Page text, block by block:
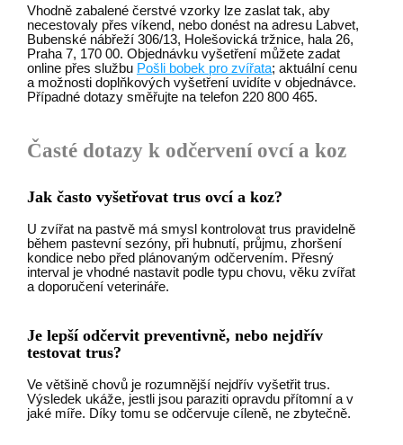
Vhodně zabalené čerstvé vzorky lze zaslat tak, aby
necestovaly přes víkend, nebo donést na adresu Labvet,
Bubenské nábřeží 306/13, Holešovická tržnice, hala 26,
Praha 7, 170 00. Objednávku vyšetření můžete zadat
online přes službu Pošli bobek pro zvířata; aktuální cenu
a možnosti doplňkových vyšetření uvidíte v objednávce.
Případné dotazy směřujte na telefon 220 800 465.
Časté dotazy k odčervení ovcí a koz
Jak často vyšetřovat trus ovcí a koz?
U zvířat na pastvě má smysl kontrolovat trus pravidelně
během pastevní sezóny, při hubnutí, průjmu, zhoršení
kondice nebo před plánovaným odčervením. Přesný
interval je vhodné nastavit podle typu chovu, věku zvířat
a doporučení veterináře.
Je lepší odčervit preventivně, nebo nejdřív
testovat trus?
Ve většině chovů je rozumnější nejdřív vyšetřit trus.
Výsledek ukáže, jestli jsou paraziti opravdu přítomní a v
jaké míře. Díky tomu se odčervuje cíleně, ne zbytečně.